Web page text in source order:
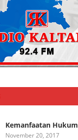
Kemanfaatan Hukum
November 20, 2017